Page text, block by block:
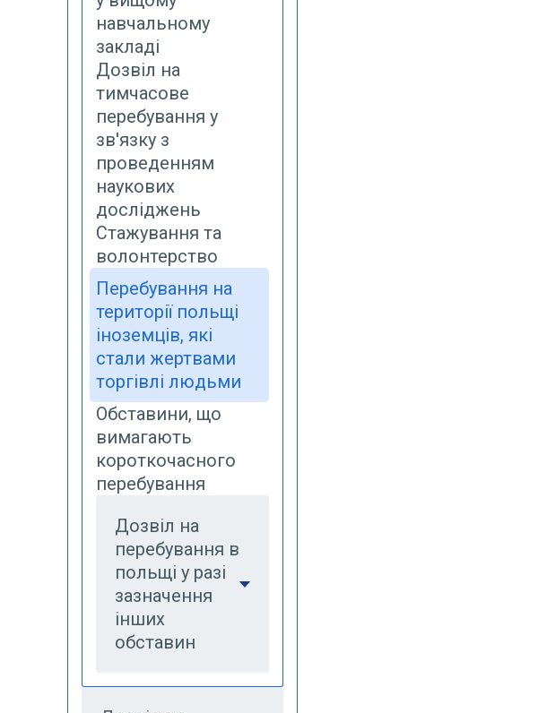
навчальному
закладі
Дозвіл на
тимчасове
перебування у
зв'язку з
проведенням
наукових
досліджень
Стажування та
волонтерство
Перебування на
території польщі
іноземців, які
стали жертвами
торгівлі людьми
Oбставини, що
вимагають
короткочасного
перебування
Дозвіл на
перебування в
польщі у разі
зазначення
інших
обставин